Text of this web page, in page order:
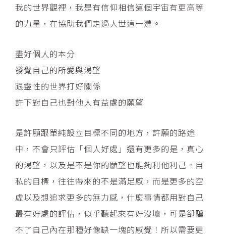
我的世界觀裡，我是有信仰相信這個宇宙有更高等
的力量，在協助我們走過人世這一遭。
盡好個人的本分
發覺自己的所愛與渴望
跟靈性的世界打好關係
許下對自己也對他人有益處的願望
是許願跟單純設立目標不同的地方，許願的路途
中，不會只評估「個人好處」還有更多的是，真心
的渴望，以及是不是你的願望也能夠利他利己。自
私的目標，往往帶來的不是滿足感，而是更多的空
虛以及想追求更多的無力感，什麼事情都用對自己
最有好處的評估，似乎聽起來有好沒壞，可是卻騙
不了自己內在那種好像缺一塊的感覺！所以需要更